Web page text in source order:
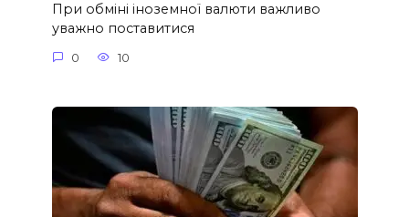
При обміні іноземної валюти важливо
уважно поставитися
0 10